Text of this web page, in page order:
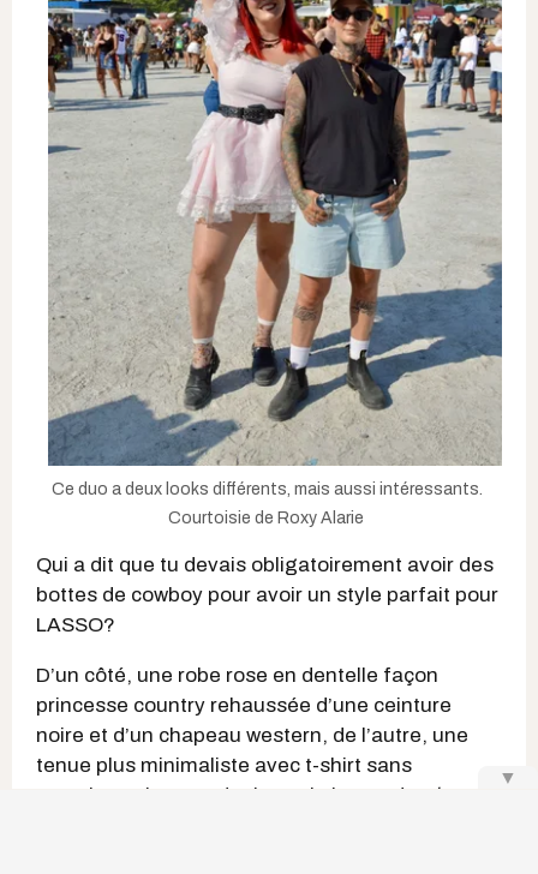
Ce duo a deux looks différents, mais aussi intéressants.
Courtoisie de Roxy Alarie
Qui a dit que tu devais obligatoirement avoir des
bottes de cowboy pour avoir un style parfait pour
LASSO?
D’un côté, une robe rose en dentelle façon
princesse country rehaussée d’une ceinture
noire et d’un chapeau western, de l’autre, une
tenue plus minimaliste avec t-shirt sans
manches, short en denim style bermuda -
la
▼